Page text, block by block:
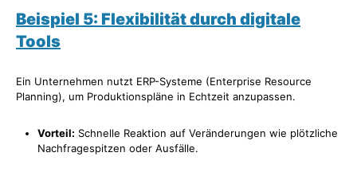
Beispiel 5: Flexibilität durch digitale
Tools
Ein Unternehmen nutzt ERP-Systeme (Enterprise Resource
Planning), um Produktionspläne in Echtzeit anzupassen.
Vorteil: Schnelle Reaktion auf Veränderungen wie plötzliche
Nachfragespitzen oder Ausfälle.